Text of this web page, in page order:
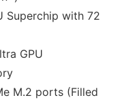
Superchip with 72
GPU
M.2 ports (Filled